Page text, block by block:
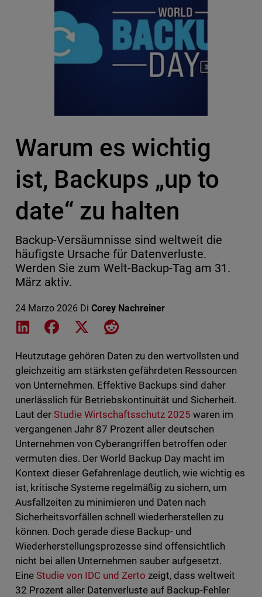
Warum es wichtig
ist, Backups „up to
date“ zu halten
Backup-Versäumnisse sind weltweit die
häufigste Ursache für Datenverluste.
Werden Sie zum Welt-Backup-Tag am 31.
März aktiv.
24 Marzo 2026 Di Corey Nachreiner
Share on LinkedIn
Share on Facebook
Share on XShare on Reddit
Heutzutage gehören Daten zu den wertvollsten und
gleichzeitig am stärksten gefährdeten Ressourcen
von Unternehmen. Effektive Backups sind daher
unerlässlich für Betriebskontinuität und Sicherheit.
Laut der Studie Wirtschaftsschutz 2025 waren im
vergangenen Jahr 87 Prozent aller deutschen
Unternehmen von Cyberangriffen betroffen oder
vermuten dies. Der World Backup Day macht im
Kontext dieser Gefahrenlage deutlich, wie wichtig es
ist, kritische Systeme regelmäßig zu sichern, um
Ausfallzeiten zu minimieren und Daten nach
Sicherheitsvorfällen schnell wiederherstellen zu
können. Doch gerade diese Backup- und
Wiederherstellungsprozesse sind offensichtlich
nicht bei allen Unternehmen sauber aufgesetzt.
Eine Studie von IDC und Zerto zeigt, dass weltweit
32 Prozent aller Datenverluste auf Backup-Fehler